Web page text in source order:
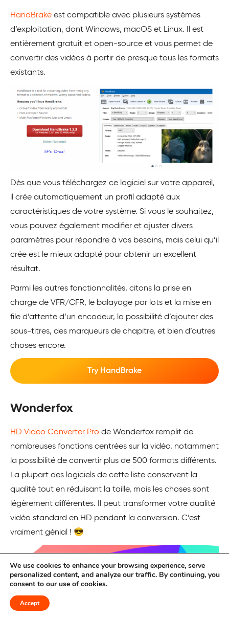
HandBrake est compatible avec plusieurs systèmes
d’exploitation, dont Windows, macOS et Linux. Il est
entièrement gratuit et open-source et vous permet de
convertir des vidéos à partir de presque tous les formats
existants.
Dès que vous téléchargez ce logiciel sur votre appareil,
il crée automatiquement un profil adapté aux
caractéristiques de votre système. Si vous le souhaitez,
vous pouvez également modifier et ajuster divers
paramètres pour répondre à vos besoins, mais celui qu’il
crée est le mieux adapté pour obtenir un excellent
résultat.
Parmi les autres fonctionnalités, citons la prise en
charge de VFR/CFR, le balayage par lots et la mise en
file d’attente d’un encodeur, la possibilité d’ajouter des
sous-titres, des marqueurs de chapitre, et bien d’autres
choses encore.
Try HandBrake
Wonderfox
HD Video Converter Pro de Wonderfox remplit de
nombreuses fonctions centrées sur la vidéo, notamment
la possibilité de convertir plus de 500 formats différents.
La plupart des logiciels de cette liste conservent la
qualité tout en réduisant la taille, mais les choses sont
légèrement différentes. Il peut transformer votre qualité
vidéo standard en HD pendant la conversion. C’est
vraiment génial ! 😎
We use cookies to enhance your browsing experience, serve
personalized content, and analyze our traffic. By continuing, you
consent to our use of cookies.
Accept